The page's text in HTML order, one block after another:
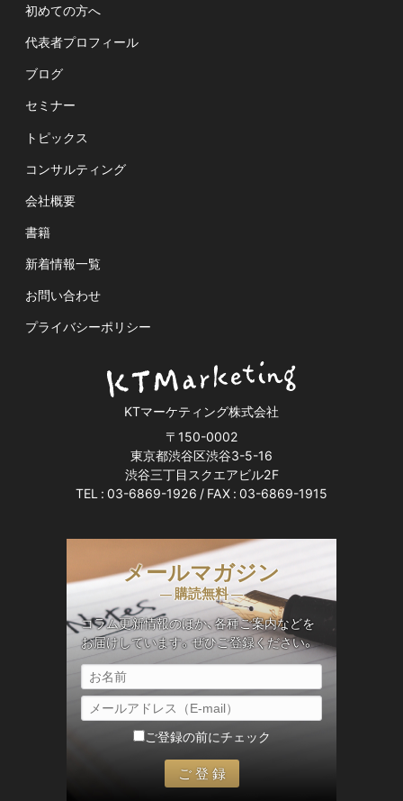
初めての方へ
代表者プロフィール
ブログ
セミナー
トピックス
コンサルティング
会社概要
書籍
新着情報一覧
お問い合わせ
プライバシーポリシー
KTマーケティング株式会社
〒150-0002
東京都渋谷区渋谷3-5-16
渋谷三丁目スクエアビル2F
TEL : 03-6869-1926 / FAX : 03-6869-1915
メールマガジン
— 購読無料 —
コラム更新情報のほか、各種ご案内などを
お届けしています。ぜひご登録ください。
ご登録の前にチェック